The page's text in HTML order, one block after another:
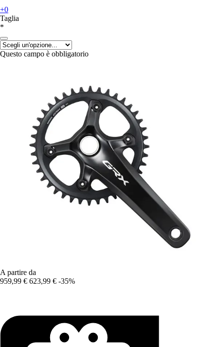
+0
Taglia
*
Questo campo è obbligatorio
A partire da
959,99 € 623,99 € -35%